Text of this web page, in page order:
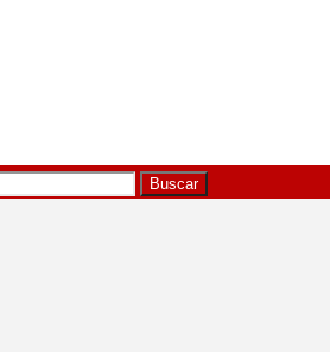
Buscar